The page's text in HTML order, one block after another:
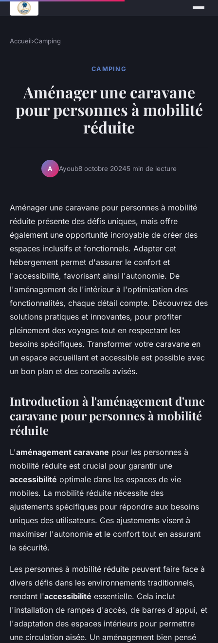
Accueil›Camping
CAMPING
Aménager une caravane
pour personnes à mobilité
réduite
A Ayoub8 octobre 20245 min de lecture
Aménager une caravane pour personnes à mobilité
réduite présente des défis uniques, mais offre
également une opportunité incroyable de créer des
espaces inclusifs et fonctionnels. Adapter cet
hébergement permet d'assurer le confort et
l'accessibilité, favorisant ainsi l'autonomie. De
l'aménagement de l'intérieur à l'optimisation des
fonctionnalités, chaque détail compte. Découvrez des
solutions pratiques et innovantes, pour profiter
pleinement des voyages tout en respectant les
besoins spécifiques. Transformer votre caravane en
un espace accueillant et accessible est possible avec
un bon plan et des conseils avisés.
Introduction à l'aménagement d'une
caravane pour personnes à mobilité
réduite
L'aménagement caravane pour les personnes à
mobilité réduite est crucial pour garantir une
accessibilité optimale dans les espaces de vie
mobiles. La mobilité réduite nécessite des
ajustements spécifiques pour répondre aux besoins
uniques des utilisateurs. Ces ajustements visent à
maximiser l'autonomie et le confort tout en assurant
la sécurité.
Les personnes à mobilité réduite peuvent faire face à
divers défis dans les environnements traditionnels,
rendant l'accessibilité essentielle. Cela inclut
l'installation de rampes d'accès, de barres d'appui, et
l'adaptation des espaces intérieurs pour permettre
une circulation aisée. Un aménagement bien pensé